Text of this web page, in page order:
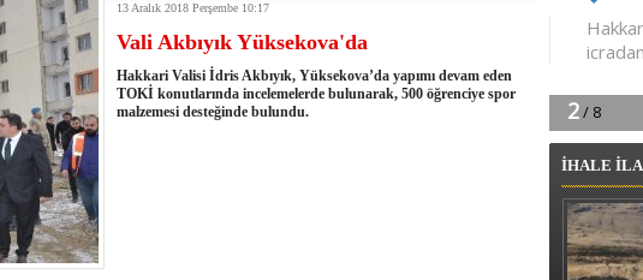
Raftingde Çifte Gurur
Işık'ın izini köylüler buldu
Şarbona karşı aşılanıyor
yaz ortasında kış manzarası
Vadisi'nde tarihi güreş finali
ve 26 il başkanını görevden aldı
Vadisi'nde şampiyonluk mücadelesi start aldı
Çelik, Aşiret Lideri Keskin'i ziyaret etti
503 kilogram Esrar ele geçirildi
Ali Çelik Hakkari’de sevgi seli
13 Aralık 2018 Perşembe 10:17
Vali Akbıyık Yüksekova'da
Hakkari Valisi İdris Akbıyık, Yüksekova’da yapımı devam eden
TOKİ konutlarında incelemelerde bulunarak, 500 öğrenciye spor
malzemesi desteğinde bulundu.
İHALE